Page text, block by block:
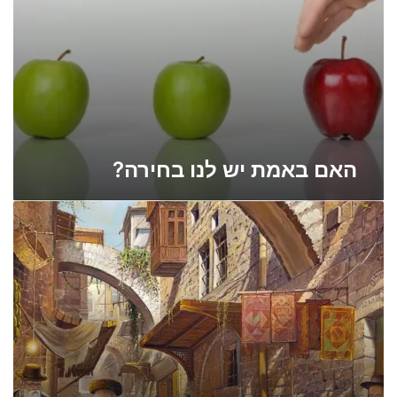
ר
ה
האם באמת יש לנו בחירה?
ל
ה
י
ש
א
ר
ה
ד